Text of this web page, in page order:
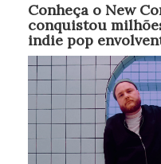
Conheça o New
conquistou
indie pop